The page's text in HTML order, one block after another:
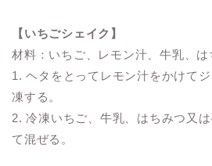
【いちごシェイク】
材料：いちご、レモン汁、牛乳、
1. ヘタをとってレモン汁をかけて
凍する。
2. 冷凍いちご、牛乳、はちみつ又
て混ぜる。